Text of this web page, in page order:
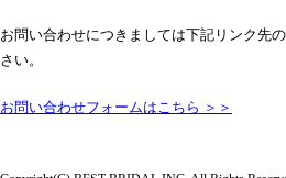
お問い合わせにつきましては下記リンク先
さい。
お問い合わせフォームはこちら ＞＞